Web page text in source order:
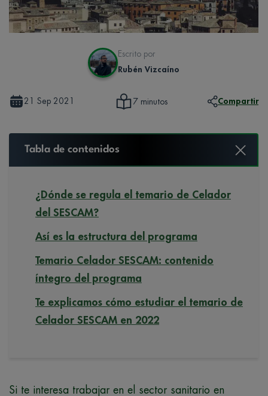
Escrito por
Rubén Vizcaíno
21 Sep 2021 7 minutos Compartir
Tabla de contenidos
¿Dónde se regula el temario de Celador
del SESCAM?
Así es la estructura del programa
Temario Celador SESCAM: contenido
íntegro del programa
Te explicamos cómo estudiar el temario de
Celador SESCAM en 2022
Si te interesa trabajar en el sector sanitario en